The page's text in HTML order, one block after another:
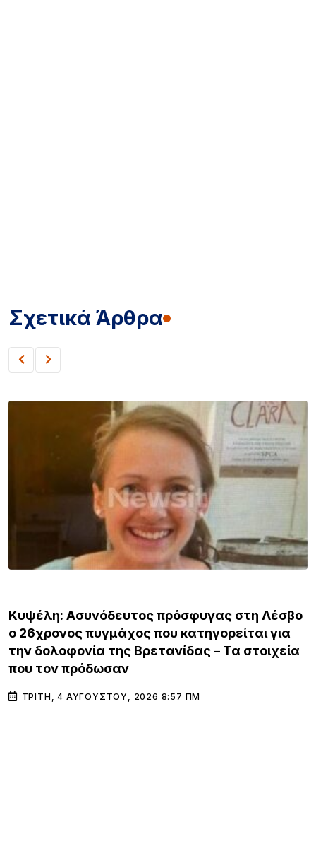
Σχετικά Άρθρα
Κυψέλη: Ασυνόδευτος πρόσφυγας στη Λέσβο
ο 26χρονος πυγμάχος που κατηγορείται για
την δολοφονία της Βρετανίδας – Τα στοιχεία
που τον πρόδωσαν
ΤΡΊΤΗ, 4 ΑΥΓΟΎΣΤΟΥ, 2026 8:57 ΠΜ